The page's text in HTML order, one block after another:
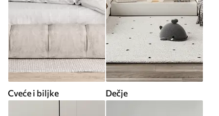
Cveće i biljke Dečje